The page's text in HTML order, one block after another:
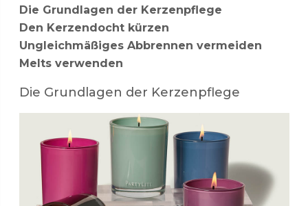
Die Grundlagen der Kerzenpflege
Den Kerzendocht kürzen
Ungleichmäßiges Abbrennen vermeiden
Melts verwenden
Die Grundlagen der Kerzenpflege